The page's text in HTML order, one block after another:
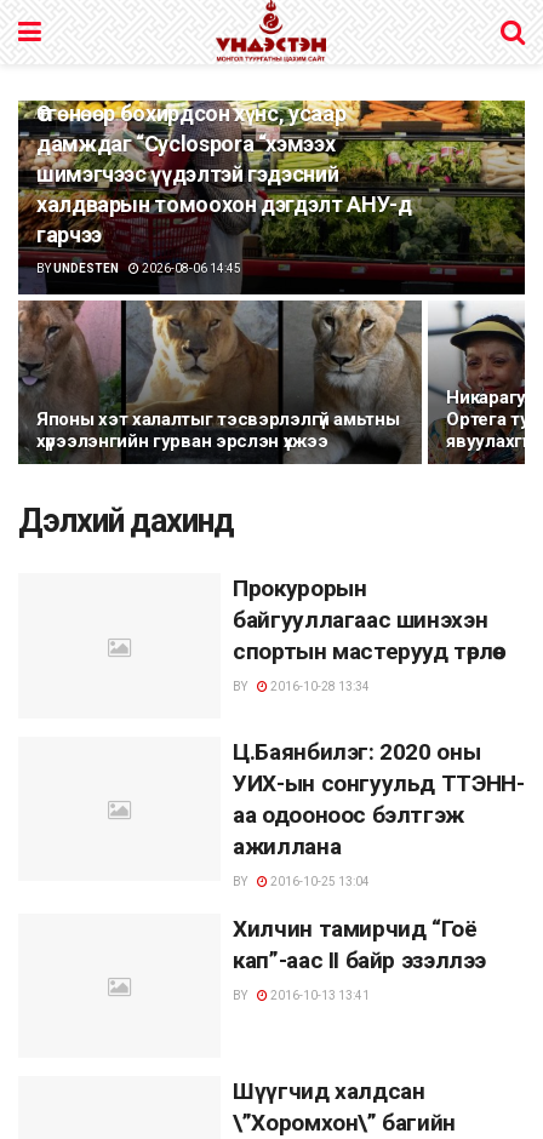
Өтгөнөөр бохирдсон хүнс, усаар
дамждаг “Cyclospora “хэмээх
шимэгчээс үүдэлтэй гэдэсний
халдварын томоохон дэгдэлт АНУ-д
гарчээ
BYUNDESTEN 2026-08-06 14:45
Японы хэт халалтыг тэсвэрлэлгүй амьтны
хүрээлэнгийн гурван эрслэн үхжээ
Ортега
Дэлхий дахинд
Прокурорын
байгууллагаас шинэхэн
спортын мастерууд төрлөө
BY 2016-10-28 13:34
Ц.Баянбилэг: 2020 оны
УИХ-ын сонгуульд ТТЭНН-
аа одооноос бэлтгэж
ажиллана
BY 2016-10-25 13:04
Хилчин тамирчид “Гоё
кап”-аас II байр эзэллээ
BY 2016-10-13 13:41
Шүүгчид халдсан
\”Хоромхон\” багийн